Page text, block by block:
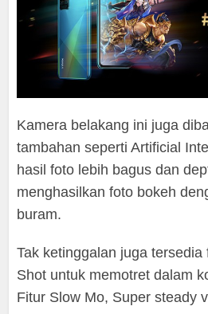
Kamera belakang ini juga
tambahan seperti Artificial
hasil foto lebih bagus dan
menghasilkan foto bokeh
buram.
Tak ketinggalan juga
Shot untuk memotret dalam
Fitur Slow Mo, Super steady